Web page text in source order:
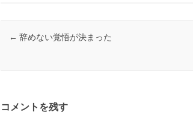
k
投稿ナビゲーション
← 辞めない覚悟が決まった
コメントを残す